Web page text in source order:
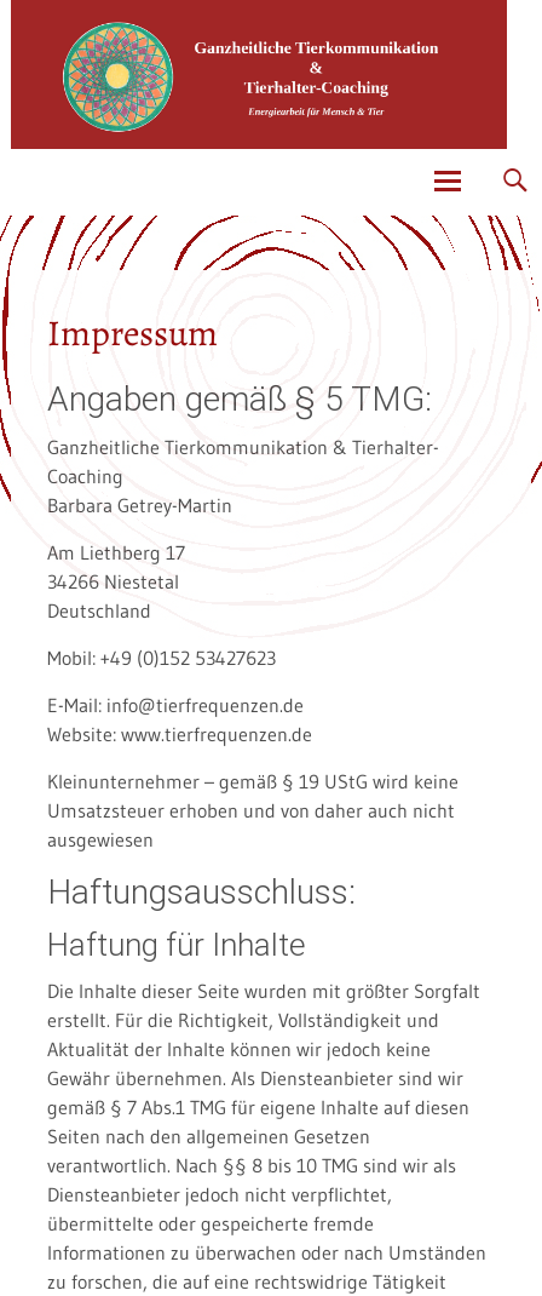
Tierfrequenzen by Barbara Getrey-Martin
Skip
to
content
Impressum
Angaben gemäß § 5 TMG:
Ganzheitliche Tierkommunikation & Tierhalter-
Coaching
Barbara Getrey-Martin
Am Liethberg 17
34266 Niestetal
Deutschland
Mobil: +49 (0)152 53427623
E-Mail: info@tierfrequenzen.de
Website: www.tierfrequenzen.de
Kleinunternehmer – gemäß § 19 UStG wird keine
Umsatzsteuer erhoben und von daher auch nicht
ausgewiesen
Haftungsausschluss:
Haftung für Inhalte
Die Inhalte dieser Seite wurden mit größter Sorgfalt
erstellt. Für die Richtigkeit, Vollständigkeit und
Aktualität der Inhalte können wir jedoch keine
Gewähr übernehmen. Als Diensteanbieter sind wir
gemäß § 7 Abs.1 TMG für eigene Inhalte auf diesen
Seiten nach den allgemeinen Gesetzen
verantwortlich. Nach §§ 8 bis 10 TMG sind wir als
Diensteanbieter jedoch nicht verpflichtet,
übermittelte oder gespeicherte fremde
Informationen zu überwachen oder nach Umständen
zu forschen, die auf eine rechtswidrige Tätigkeit